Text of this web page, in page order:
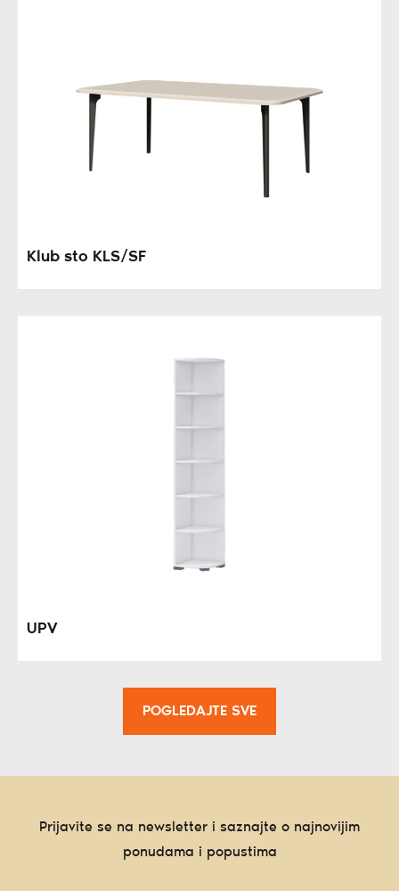
Klub sto KLS/SF
UPV
POGLEDAJTE SVE
Prijavite se na newsletter i saznajte o najnovijim
ponudama i popustima